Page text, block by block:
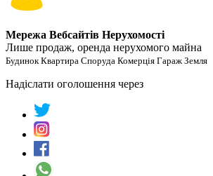
Мережа Вебсайтів Нерухомості
Лише продаж, оренда нерухомого майна
Будинок Квартира Споруда Комерція Гараж Земля
Надіслати оголошення через